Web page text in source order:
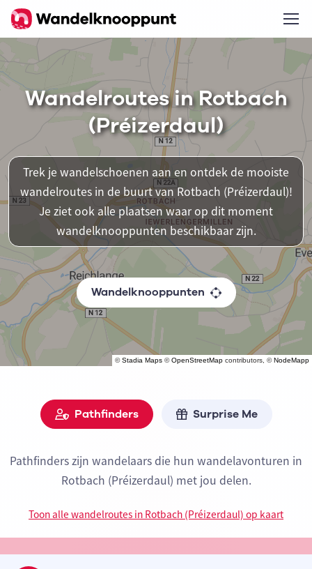
©Stadia Maps ©OpenStreetMap contributors, ©NodeMapp
Wandelroutes in Rotbach
(Préizerdaul)
Trek je wandelschoenen aan en ontdek de mooiste
wandelroutes in de buurt van Rotbach (Préizerdaul)!
Je ziet ook alle plaatsen waar op dit moment
wandelknooppunten beschikbaar zijn.
Wandelknooppunten
Pathfinders Surprise Me
Pathfinders zijn wandelaars die hun wandelavonturen in
Rotbach (Préizerdaul) met jou delen.
Toon alle wandelroutes in Rotbach (Préizerdaul) op kaart